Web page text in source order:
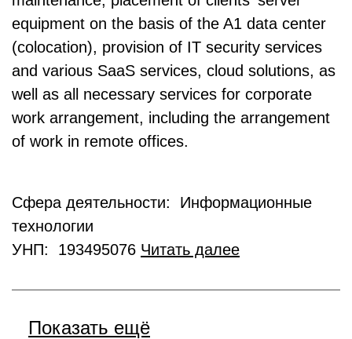
equipment on the basis of the A1 data center
(colocation), provision of IT security services
and various SaaS services, cloud solutions, as
well as all necessary services for corporate
work arrangement, including the arrangement
of work in remote offices.
Сфера деятельности: Информационные
технологии
УНП: 193495076 Читать далее
Показать ещё